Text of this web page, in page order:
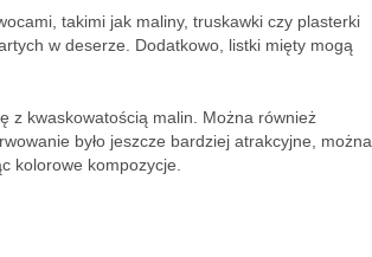
takimi jak maliny, truskawki czy plasterki
w deserze. Dodatkowo, listki mięty mogą
z kwaskowatością malin. Można również
było jeszcze bardziej atrakcyjne, można
kolorowe kompozycje.